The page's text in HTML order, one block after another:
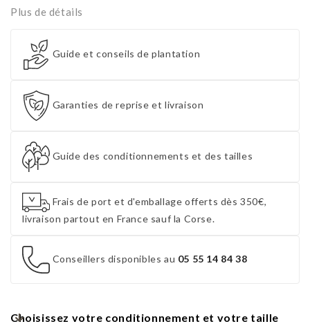
Plus de détails
Guide et conseils de plantation
Garanties de reprise et livraison
Guide des conditionnements et des tailles
Frais de port et d'emballage offerts dès 350€,
livraison partout en France sauf la Corse.
Conseillers disponibles au 05 55 14 84 38
Choisissez votre conditionnement et votre taille